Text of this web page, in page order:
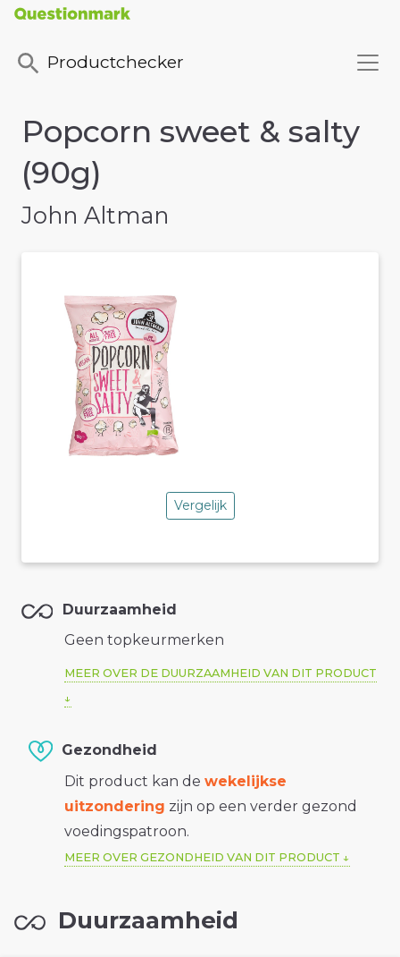
Productchecker
Popcorn sweet & salty
(90g)
John Altman
Vergelijk
Duurzaamheid
Geen topkeurmerken
MEER OVER DE DUURZAAMHEID VAN DIT PRODUCT
Gezondheid
Dit product kan de wekelijkse
uitzondering zijn op een verder gezond
voedingspatroon.
MEER OVER GEZONDHEID VAN DIT PRODUCT
Duurzaamheid